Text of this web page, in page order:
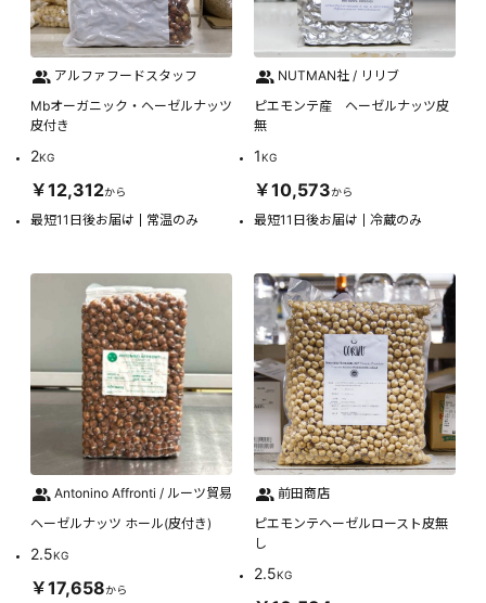
アルファフードスタッフ
Mbオーガニック・ヘーゼルナッツ
皮付き
2KG
￥12,312から
最短11日後お届け 常温のみ
NUTMAN社 / リリブ
ピエモンテ産 ヘーゼルナッツ皮
無
1KG
￥10,573から
最短11日後お届け 冷蔵のみ
Antonino Affronti / ルーツ貿易
ヘーゼルナッツ ホール(皮付き)
2.5KG
￥17,658から
前田商店
ピエモンテヘーゼルロースト皮無
し
2.5KG